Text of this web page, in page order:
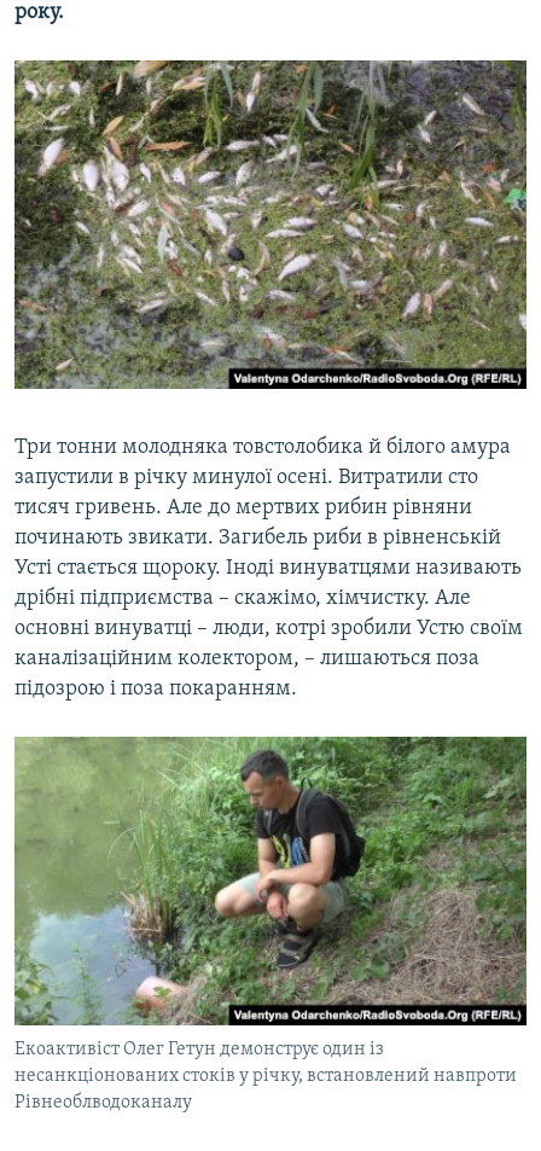
Усі сайти RFE/RL
року.
Три тонни молодняка товстолобика й білого амура
запустили в річку минулої осені. Витратили сто
тисяч гривень. Але до мертвих рибин рівняни
починають звикати. Загибель риби в рівненській
Усті стається щороку. Іноді винуватцями називають
дрібні підприємства – скажімо, хімчистку. Але
основні винуватці – люди, котрі зробили Устю своїм
каналізаційним колектором, – лишаються поза
підозрою і поза покаранням.
Екоактивіст Олег Гетун демонструє один із
несанкціонованих стоків у річку, встановлений навпроти
Рівнеоблводоканалу